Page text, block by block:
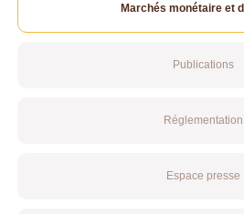
Marchés monétaire et
Publications
Réglementation
Espace presse